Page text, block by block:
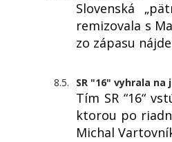
Slovenská
remizovala s
zo zápasu
8.5. SR "16" vyhrala
Tím SR “16“
ktorou po
Michal